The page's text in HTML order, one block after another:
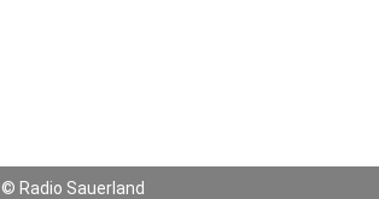
© Radio Sauerland